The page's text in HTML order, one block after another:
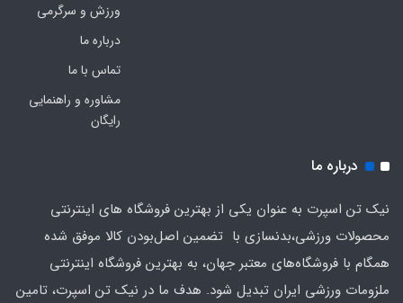
ورزش و سرگرمی
درباره ما
تماس با ما
مشاوره و راهنمایی
رایگان
درباره ما
نیک تن اسپرت به عنوان یکی از بهترین فروشگاه های اینترنتی
محصولات ورزشی،بدنسازی با تضمین اصل‌بودن کالا موفق شده
همگام با فروشگاه‌های معتبر جهان، به بهترین فروشگاه اینترنتی
ملزومات ورزشی ایران تبدیل شود. هدف ما در نیک تن اسپرت، تامین